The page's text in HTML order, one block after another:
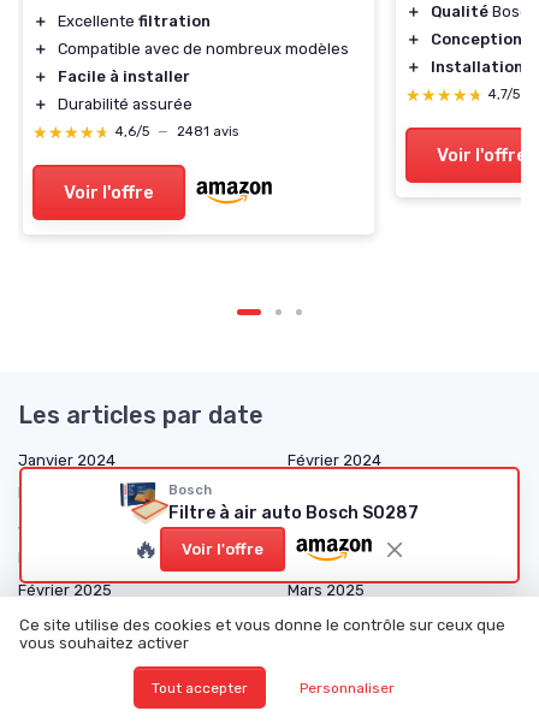
＋ Excellente filtration
＋
Compatible avec de nombreux modèles
＋
Facile à installer
＋
Durabilité assurée
★★★★★
★★★★★ 4,6/5 — 2481 avis
Voir l'offre
＋ Qualité
＋
Conception
＋
Installation
★★★★★
★★★★★ 4,7/5
Voir l'offre
Bosch
Filtre à air auto Bosch S0287
🔥 Voir l'offre
Les articles par date
Janvier 2024
Février 2024
Mars 2024
Juillet 2024
Décembre 2024
Janvier 2025
Février 2025
Mars 2025
Avril 2025
Mai 2025
Septembre 2025
Ce site utilise des cookies et vous donne le contrôle sur ceux que
vous souhaitez activer
Tout accepter Personnaliser